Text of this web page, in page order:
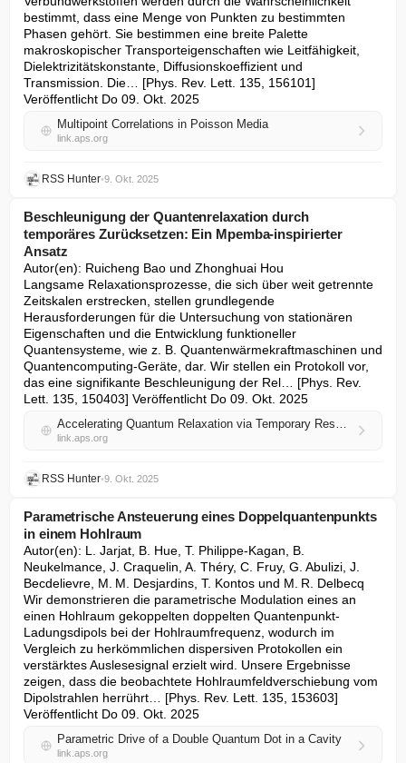
bestimmt, dass eine Menge von Punkten zu bestimmten
Phasen gehört. Sie bestimmen eine breite Palette
makroskopischer Transporteigenschaften wie Leitfähigkeit,
Dielektrizitätskonstante, Diffusionskoeffizient und
Transmission. Die… [Phys. Rev. Lett. 135, 156101]
Veröffentlicht Do 09. Okt. 2025
Multipoint Correlations in Poisson Media
link.aps.org
RSS Hunter•9. Okt. 2025
Beschleunigung der Quantenrelaxation durch
temporäres Zurücksetzen: Ein Mpemba-inspirierter
Ansatz
Autor(en): Ruicheng Bao und Zhonghuai Hou
Langsame Relaxationsprozesse, die sich über weit getrennte
Zeitskalen erstrecken, stellen grundlegende
Herausforderungen für die Untersuchung von stationären
Eigenschaften und die Entwicklung funktioneller
Quantensysteme, wie z. B. Quantenwärmekraftmaschinen und
Quantencomputing-Geräte, dar. Wir stellen ein Protokoll vor,
das eine signifikante Beschleunigung der Rel… [Phys. Rev.
Lett. 135, 150403] Veröffentlicht Do 09. Okt. 2025
Accelerating Quantum Relaxation via Temporary Reset: A Mpemba-Inspired Approach
link.aps.org
RSS Hunter•9. Okt. 2025
Parametrische Ansteuerung eines Doppelquantenpunkts
in einem Hohlraum
Autor(en): L. Jarjat, B. Hue, T. Philippe-Kagan, B.
Neukelmance, J. Craquelin, A. Théry, C. Fruy, G. Abulizi, J.
Becdelievre, M. M. Desjardins, T. Kontos und M. R. Delbecq
Wir demonstrieren die parametrische Modulation eines an
einen Hohlraum gekoppelten doppelten Quantenpunkt-
Ladungsdipols bei der Hohlraumfrequenz, wodurch im
Vergleich zu herkömmlichen dispersiven Protokollen ein
verstärktes Auslesesignal erzielt wird. Unsere Ergebnisse
zeigen, dass die beobachtete Hohlraumfeldverschiebung vom
Dipolstrahlen herrührt… [Phys. Rev. Lett. 135, 153603]
Veröffentlicht Do 09. Okt. 2025
Parametric Drive of a Double Quantum Dot in a Cavity
link.aps.org